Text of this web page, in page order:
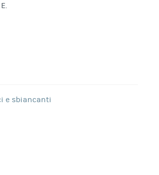
e sbiancanti